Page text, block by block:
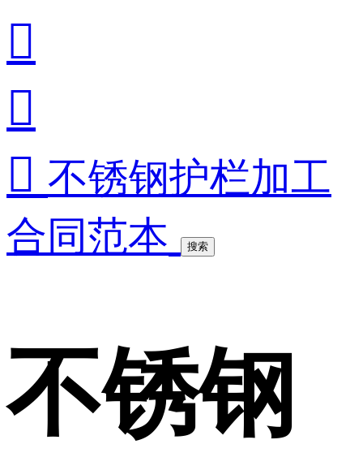


 不锈钢护栏加工
合同范本
搜索
不锈钢